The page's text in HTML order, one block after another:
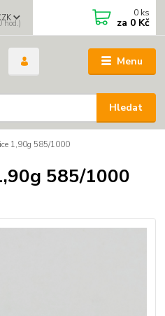
Menu
Hledat
0 ks
za 0 Kč
1,90g 585/1000
585/1000